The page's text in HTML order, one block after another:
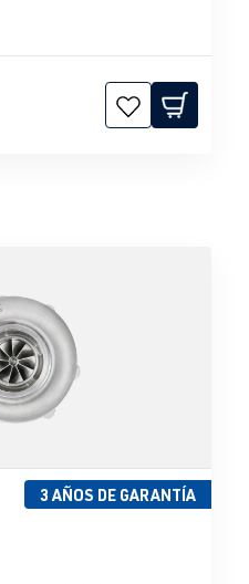
3 AÑOS DE GARANTÍA
5 estrellas